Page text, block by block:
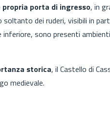
propria porta di ingresso, in
dei ruderi, visibili in
sono presenti
storica, il Castello di
medievale.